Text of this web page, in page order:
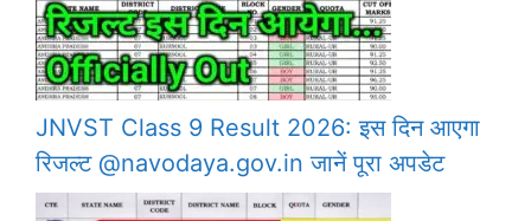
JNVST Class 9 Result 2026: इस दिन आएगा
रिजल्ट @navodaya.gov.in जानें पूरा अपडेट